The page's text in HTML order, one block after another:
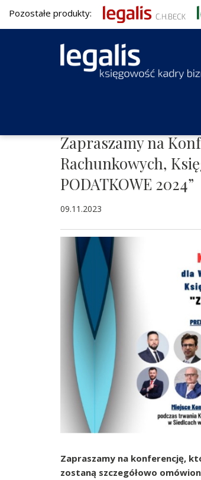
Pozostałe produkty:
Zapraszamy na
Rachunkowych,
PODATKOWE 2024”
09.11.2023
Zapraszamy na konferencję,
zostaną szczegółowo